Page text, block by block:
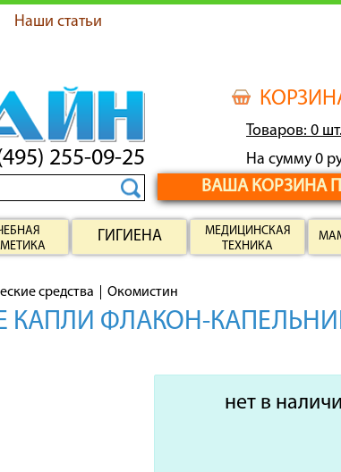
Наши статьи
Товаров: 0 шт.
На сумму 0
ВАША КОРЗИНА
255-09-25
ГИГИЕНА
МЕДИЦИНСКАЯ
ТЕХНИКА
средства Окомистин
КАПЛИ ФЛАКОН-
нет в